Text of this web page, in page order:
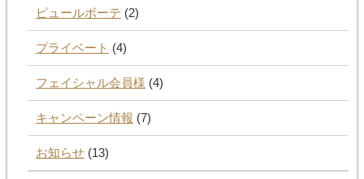
ピュールボーテ (2)
プライベート (4)
フェイシャル会員様 (4)
キャンペーン情報 (7)
お知らせ(13)